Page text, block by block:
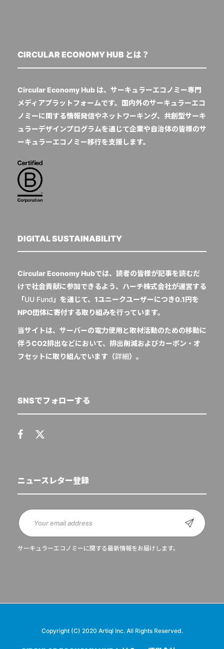
CIRCULAR ECONOMY HUB とは？
Circular Economy Hub は、サーキュラーエコノミー専門
メディアプラットフォームです。国内外のサーキュラーエコ
ノミーに関する情報発信やネットワーキング、共創型サーキ
ュラーデザインプログラムを通じて企業や自治体の皆様のサ
ーキュラーエコノミー移行を支援します。
DIGITAL SUSTAINABILITY
Circular Economy Hubでは、読者の皆様が記事を読むだ
けで社会貢献に参加できるよう、ハーチ株式会社が運営する
「UU Fund 」を通じて、1ユニークユーザーにつき0.1円を
NPO団体に寄付する取り組みを行っています。
当サイトは、サーバーの電力使用と取材活動のための移動に
伴うCO2排出などにおいて、排出削減およびカーボン・オ
フセットに取り組んでいます（詳細）。
SNSでフォローする
ニュースレター登録
サーキュラーエコノミーに関する最新情報をお届けします。
Copyright (C) 2020 Artiql Inc. All Rights Reserved.